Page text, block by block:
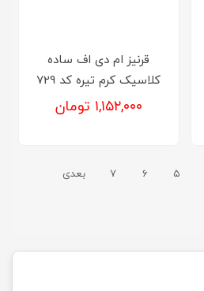
قرنیز‌ ام دی اف ساده
کلاسیک کرم تیره کد 729
۱,۱۵۲,۰۰۰ تومان
۵ ۶ ۷ بعدی